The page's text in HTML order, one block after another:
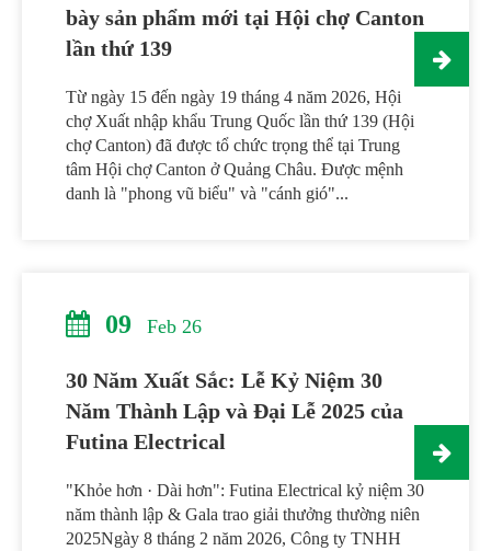
bày sản phẩm mới tại Hội chợ Canton
lần thứ 139
Từ ngày 15 đến ngày 19 tháng 4 năm 2026, Hội
chợ Xuất nhập khẩu Trung Quốc lần thứ 139 (Hội
chợ Canton) đã được tổ chức trọng thể tại Trung
tâm Hội chợ Canton ở Quảng Châu. Được mệnh
danh là "phong vũ biểu" và "cánh gió"...
09 Feb 26
30 Năm Xuất Sắc: Lễ Kỷ Niệm 30
Năm Thành Lập và Đại Lễ 2025 của
Futina Electrical
"Khỏe hơn · Dài hơn": Futina Electrical kỷ niệm 30
năm thành lập & Gala trao giải thưởng thường niên
2025Ngày 8 tháng 2 năm 2026, Công ty TNHH